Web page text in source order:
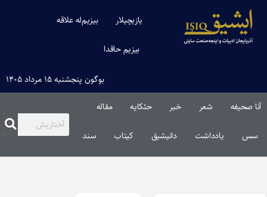
یازیچیلار بیزیم‌له علاقه
بیزیم حاقدا
بوگون پنجشنبه ۱۵ مرداد ۱۴۰۵
آنا صحیفه شعر خبر حئکایه مقاله‌
سس یادداشت دانیشیق کیتاب سند